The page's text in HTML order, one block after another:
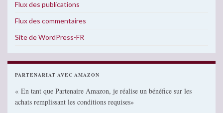
Flux des publications
Flux des commentaires
Site de WordPress-FR
PARTENARIAT AVEC AMAZON
« En tant que Partenaire Amazon, je réalise un bénéfice sur les
achats remplissant les conditions requises»